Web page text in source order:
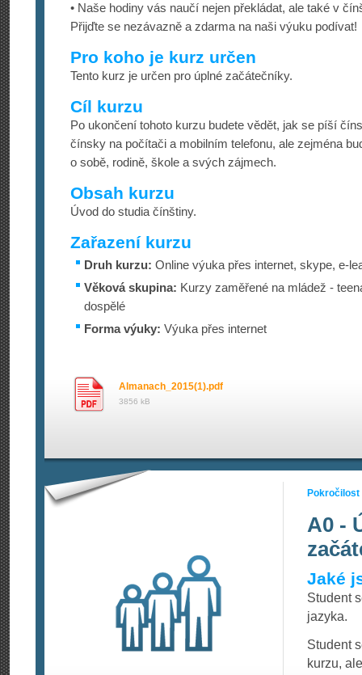
• Naše hodiny vás naučí nejen překládat, ale také v
Přijďte se nezávazně a zdarma na naši výuku podívat!
Pro koho je kurz určen
Tento kurz je určen pro úplné začátečníky.
Cíl kurzu
Po ukončení tohoto kurzu budete vědět, jak se píší
čínsky na počítači a mobilním telefonu, ale zejména
o sobě, rodině, škole a svých zájmech.
Obsah kurzu
Úvod do studia čínštiny.
Zařazení kurzu
Druh kurzu: Online výuka přes internet, skype, e-
Věková skupina: Kurzy zaměřené na mládež -
dospělé
Forma výuky: Výuka přes internet
Almanach_2015(1).pdf
3856 kB
Pokročilost
A0 -
Jaké
Student
jazyka.
Student
kurzu,